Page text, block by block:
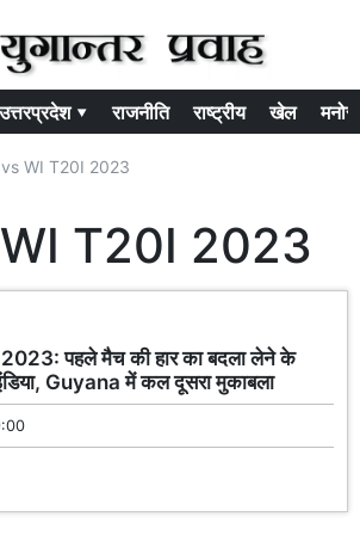
उत्तरप्रदेश ▾ राजनीति राष्ट्रीय खेल
WI T20I 2023
T20I 2023
पहले मैच की हार का बदला लेने के
Guyana में कल दूसरा मुकाबला